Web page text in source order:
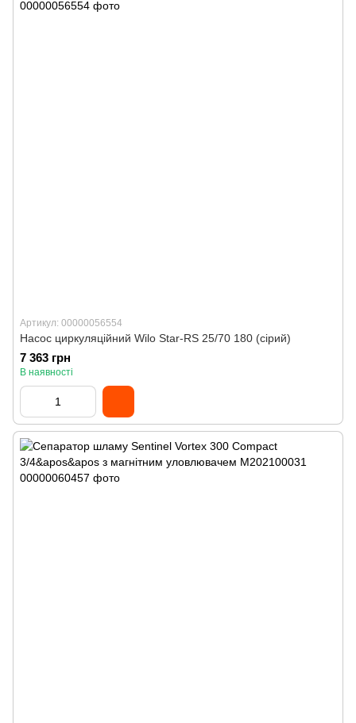
Артикул: 00000056554
Насос циркуляційний Wilo Star-RS 25/70 180 (сірий)
7 363 грн
В наявності